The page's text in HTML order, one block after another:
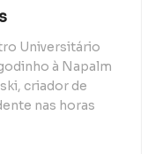
Universitário
à Napalm
criador de
nas horas